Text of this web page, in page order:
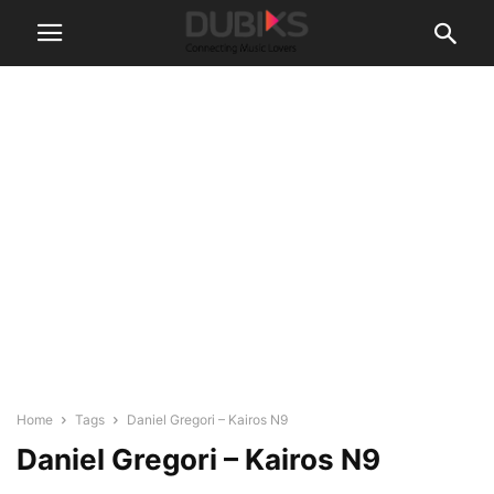
Home Tags Daniel Gregori – Kairos N9
Daniel Gregori – Kairos N9